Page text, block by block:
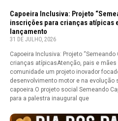
Capoeira Inclusiva: Projeto
inscrições para crianças atípicas
lançamento
31 DE JULHO, 2026
Capoeira Inclusiva: Projeto
crianças atípicasAtenção, pais e
comunidade um projeto inovador
desenvolvimento motor e na evolução
capoeira.O projeto social Semeando
para a palestra inaugural que